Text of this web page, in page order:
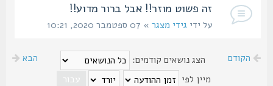
זה פשוט מוזר!! אבל ברור מדוע!!
על ידיגידי מצגר » 07 ספטמבר 2020, 10:21
הקודם
הצג נושאים קודמים:
מיין לפי